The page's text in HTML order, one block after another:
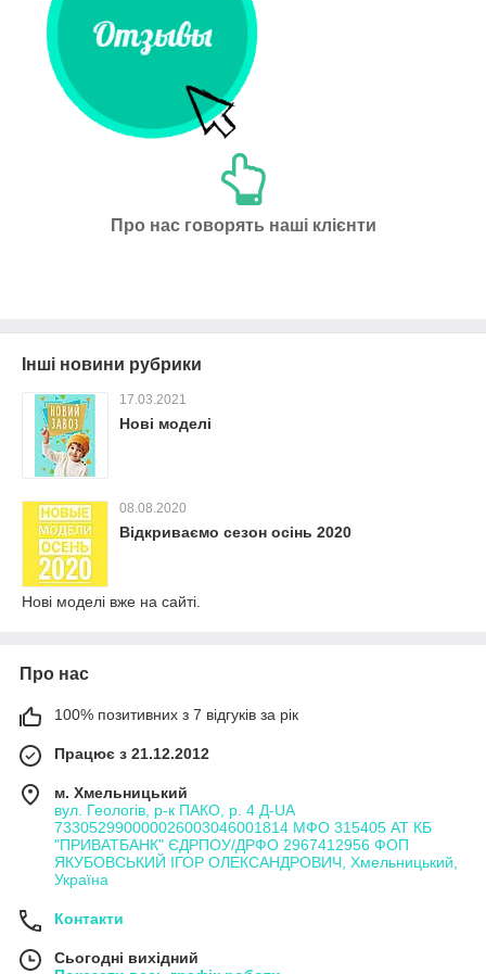
Про нас говорять наші клієнти
Інші новини рубрики
17.03.2021
Нові моделі
08.08.2020
Відкриваємо сезон осінь 2020
Нові моделі вже на сайті.
Про нас
100% позитивних з 7 відгуків за рік
Працює з 21.12.2012
м. Хмельницький
вул. Геологів, р-к ПАКО, р. 4 Д-UA
733052990000026003046001814 МФО 315405 АТ КБ
"ПРИВАТБАНК" ЄДРПОУ/ДРФО 2967412956 ФОП
ЯКУБОВСЬКИЙ ІГОР ОЛЕКСАНДРОВИЧ, Хмельницький,
Україна
Контакти
Сьогодні вихідний